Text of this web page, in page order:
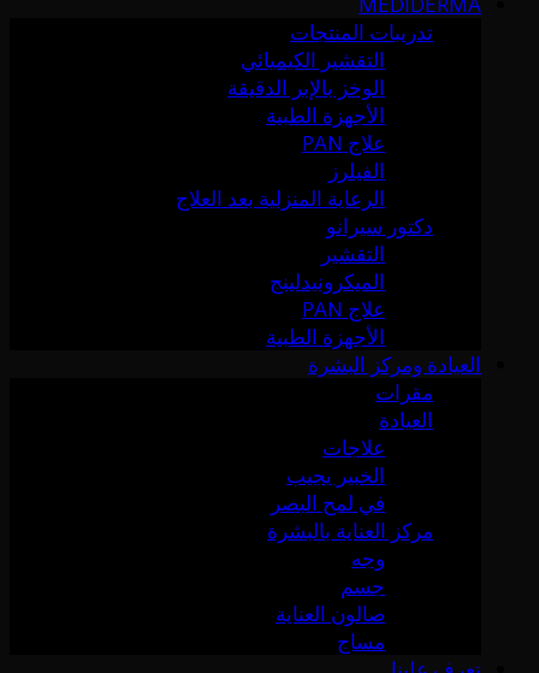
تدريبات المنتجات
التقشير الكيميائي
الوخز بالإبر الدقيقة
الأجهزة الطبية
علاج PAN
الفيلرز
الرعاية المنزلية بعد العلاج
دكتور سيرانو
التقشير
الميكرونيدلينج
علاج PAN
الأجهزة الطبية
العيادة ومركز البشرة
مقرات
العيادة
علاجات
الخبير يجيب
في لمح البصر
مركز العناية بالبشرة
وجه
جسم
صالون العناية
مساج